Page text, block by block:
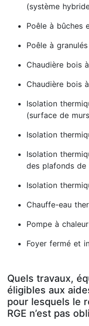
(système
Poêle à bûches
Poêle à
Chaudière bois
Chaudière bois
Isolation
(surface de
Isolation
Isolation
des plafonds de
Isolation
Chauffe-eau
Pompe à
Foyer fermé et
Quels travaux,
éligibles aux
pour lesquels le
RGE n’est pas